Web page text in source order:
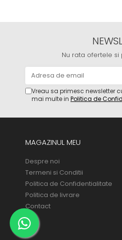
Nu rata ofertele
Vreau sa primesc newsletter
mai multe in Politica de
MAGAZINUL MEU
Despre noi
Termeni si Conditii
Politica de Confidentialitate
Politica de livrare
Contact